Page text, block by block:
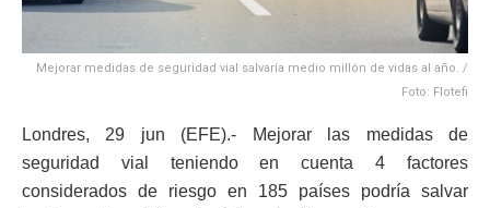
Mejorar medidas de seguridad vial salvaría medio millón de vidas al año. /
Foto: Flotefi
Londres, 29 jun (EFE).- Mejorar las medidas de
seguridad vial teniendo en cuenta 4 factores
considerados de riesgo en 185 países podría salvar